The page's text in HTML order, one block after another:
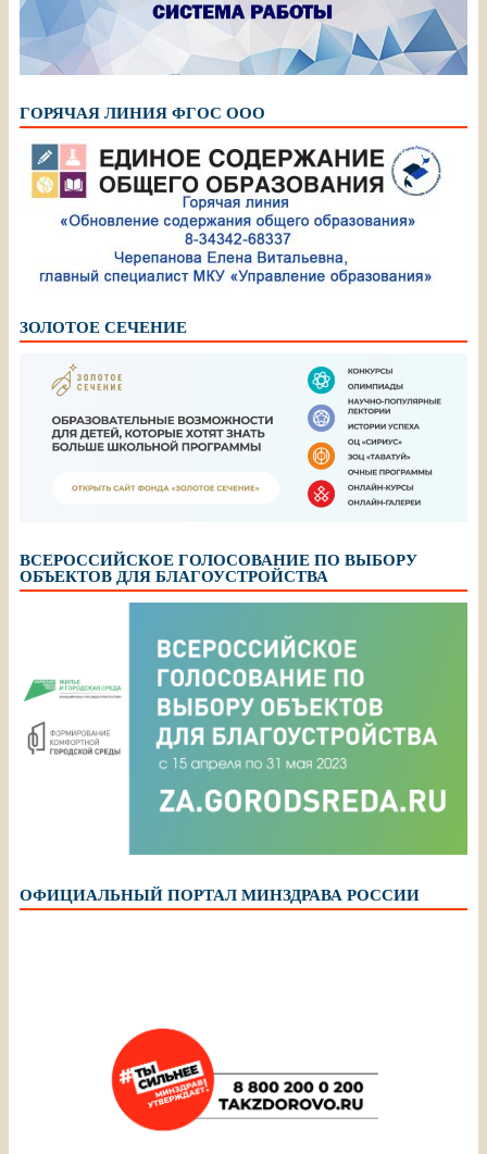
ГОРЯЧАЯ ЛИНИЯ ФГОС ООО
ЗОЛОТОЕ СЕЧЕНИЕ
ВСЕРОССИЙСКОЕ ГОЛОСОВАНИЕ ПО ВЫБОРУ
ОБЪЕКТОВ ДЛЯ БЛАГОУСТРОЙСТВА
ОФИЦИАЛЬНЫЙ ПОРТАЛ МИНЗДРАВА РОССИИ